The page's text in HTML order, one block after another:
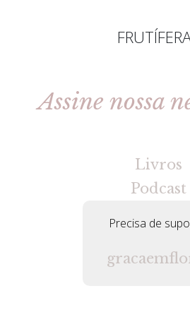
Assine nossa
Livros
Podcast
Precisa de